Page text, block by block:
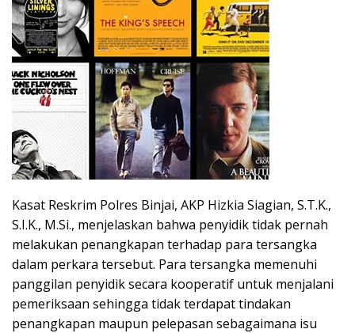
Kasat Reskrim Polres Binjai, AKP Hizkia Siagian, S.T.K.,
S.I.K., M.Si., menjelaskan bahwa penyidik tidak pernah
melakukan penangkapan terhadap para tersangka
dalam perkara tersebut. Para tersangka memenuhi
panggilan penyidik secara kooperatif untuk menjalani
pemeriksaan sehingga tidak terdapat tindakan
penangkapan maupun pelepasan sebagaimana isu